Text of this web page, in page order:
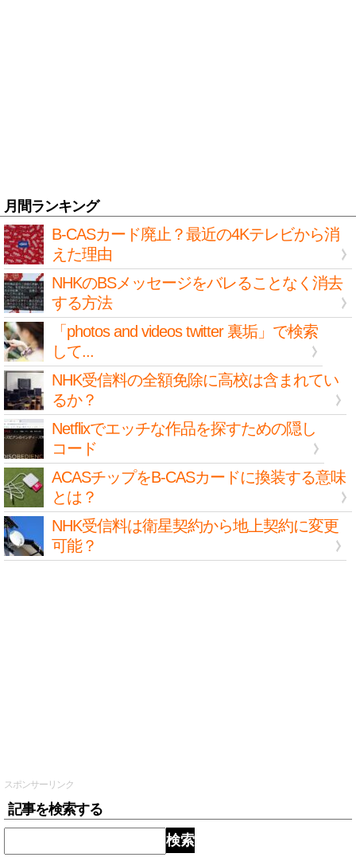
月間ランキング
B-CASカード廃止？最近の4Kテレビから消
えた理由
NHKのBSメッセージをバレることなく消去
する方法
「photos and videos twitter 裏垢」で検索
して...
NHK受信料の全額免除に高校は含まれてい
るか？
Netflixでエッチな作品を探すための隠し
コード
ACASチップをB-CASカードに換装する意味
とは？
NHK受信料は衛星契約から地上契約に変更
可能？
スポンサーリンク
記事を検索する
検索